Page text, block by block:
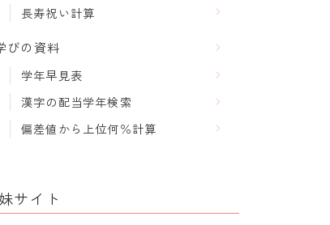
長寿祝い計算
びの資料
学年早見表
漢字の配当学年検索
偏差値から上位何％計算
サイト